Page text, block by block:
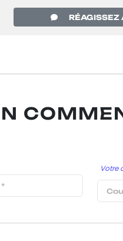
RÉAGISSEZ
Votre